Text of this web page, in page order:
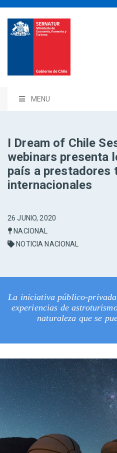
MENU
I Dream of Chile
webinars presenta
país a prestadores
internacionales
26 JUNIO, 2020
NACIONAL
NOTICIA NACIONAL
La iniciativa público-privada
experiencias de
naturaleza que se